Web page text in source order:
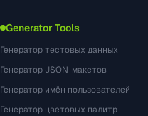
Generator Tools
Генератор тестовых данных
Генератор JSON-макетов
Генератор имён пользователей
Генератор цветовых палитр